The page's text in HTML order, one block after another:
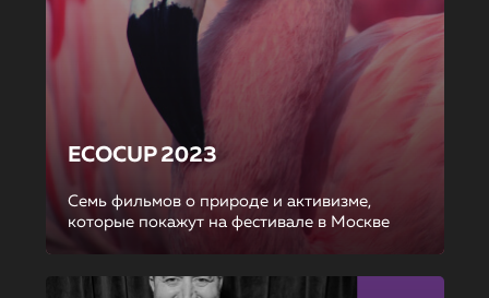
ECOCUP 2023
Семь фильмов о природе и активизме,
которые покажут на фестивале в Москве